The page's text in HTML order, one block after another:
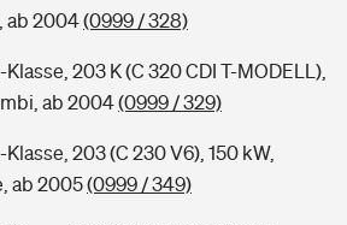
ab 2004(0999 / 328)
203 K (C 320 CDI T-MODELL),
ab 2004(0999 / 329)
203 (C 230 V6), 150 kW,
ab 2005(0999 / 349)